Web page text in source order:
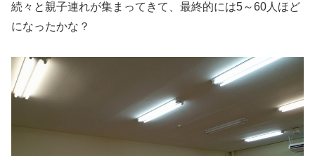
続々と親子連れが集まってきて、最終的には5～60人ほど
になったかな？